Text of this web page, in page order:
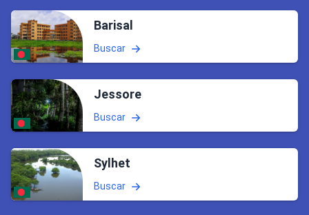
Barisal
Buscar
Jessore
Buscar
Sylhet
Buscar